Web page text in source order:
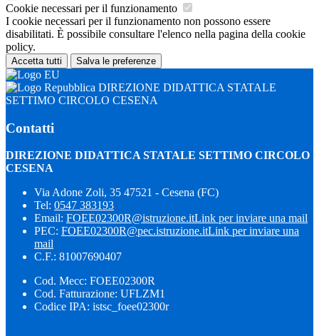
Cookie necessari per il funzionamento
I cookie necessari per il funzionamento non possono essere
disabilitati. È possibile consultare l'elenco nella pagina della cookie
policy.
Accetta tutti Salva le preferenze
DIREZIONE DIDATTICA STATALE
SETTIMO CIRCOLO CESENA
Contatti
DIREZIONE DIDATTICA STATALE SETTIMO CIRCOLO
CESENA
Via Adone Zoli, 35 47521 - Cesena (FC)
Tel: 0547 383193
Email: FOEE02300R@istruzione.itLink per inviare una mail
PEC: FOEE02300R@pec.istruzione.itLink per inviare una
mail
C.F.: 81007690407
Cod. Mecc: FOEE02300R
Cod. Fatturazione: UFLZM1
Codice IPA: istsc_foee02300r